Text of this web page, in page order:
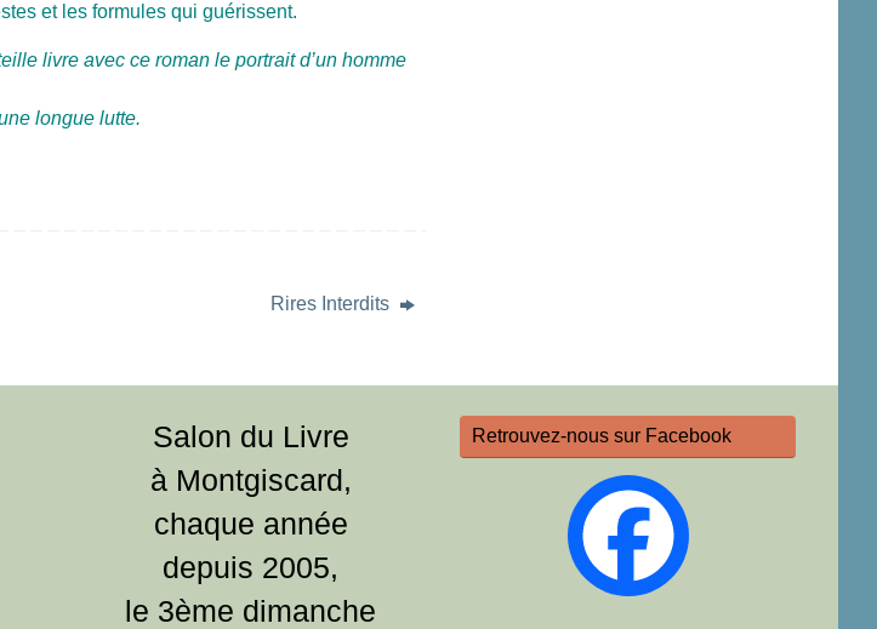
et les formules qui guérissent.
livre avec ce roman le portrait d’un homme
longue lutte.
Rires Interdits
Salon du Livre
à Montgiscard,
chaque année
depuis 2005,
le 3ème dimanche
Retrouvez-nous sur Facebook